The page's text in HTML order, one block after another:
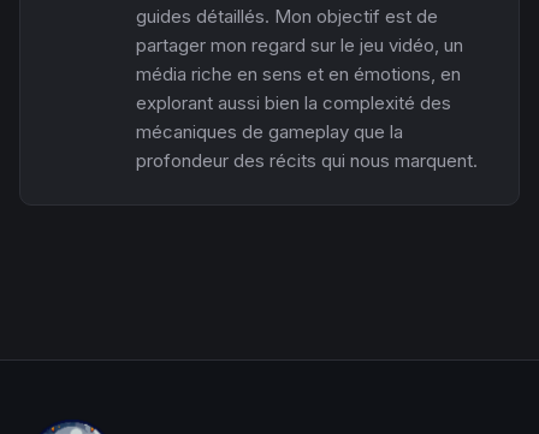
guides détaillés. Mon objectif est de
partager mon regard sur le jeu vidéo, un
média riche en sens et en émotions, en
explorant aussi bien la complexité des
mécaniques de gameplay que la
profondeur des récits qui nous marquent.